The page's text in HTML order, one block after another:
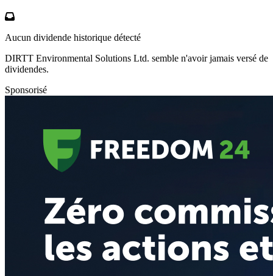
Aucun dividende historique détecté
DIRTT Environmental Solutions Ltd. semble n'avoir jamais versé de
dividendes.
Sponsorisé